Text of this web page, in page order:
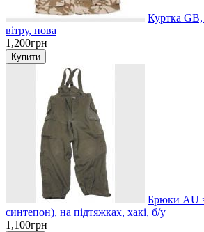
Куртка
вітру, нова
1,200грн
Брюки AU
синтепон), на підтяжках, хакі, б/у
1,100грн